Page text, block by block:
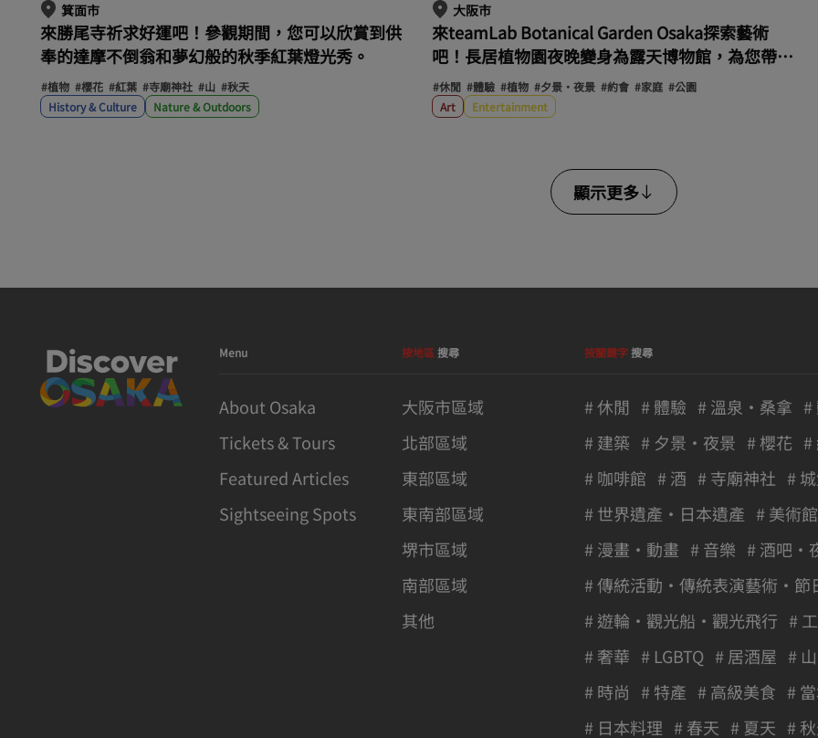
箕面市
來勝尾寺祈求好運吧！參觀期間，您可以欣賞到供
奉的達摩不倒翁和夢幻般的秋季紅葉燈光秀。
#植物 #櫻花 #紅葉 #寺廟神社 #山 #秋天
History & Culture
Nature & Outdoors
大阪市
來teamLab Botanical Garden Osaka探索藝術
吧！長居植物園夜晚變身為露天博物館，為您帶來
非凡體驗。
#休閒 #體驗 #植物 #夕景・夜景 #約會 #家庭 #公園
Art
Entertainment
顯示更多
Menu
About Osaka
Tickets & Tours
Featured Articles
Sightseeing Spots
按地區搜尋
大阪市區域
北部區域
東部區域
東南部區域
堺市區域
南部區域
其他
按關鍵字搜尋
# 休閒 # 體驗 # 溫泉・桑拿 #
# 建築 # 夕景・夜景 # 櫻花 #
# 咖啡館 # 酒 # 寺廟神社 #
# 世界遺產・日本遺產 # 美術
# 漫畫・動畫 # 音樂 # 酒吧・
# 傳統活動・傳統表演藝術・節
# 遊輪・觀光船・觀光飛行 #
# 奢華 # LGBTQ # 居酒屋 # 山
# 時尚 # 特產 # 高級美食 #
# 日本料理 # 春天 # 夏天 #